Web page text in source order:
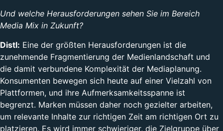
Und welche Herausforderungen sehen Sie im Bereich
Media Mix in Zukunft?
Distl: Eine der größten Herausforderungen ist die
zunehmende Fragmentierung der Medienlandschaft und
die damit verbundene Komplexität der Mediaplanung.
Konsumenten bewegen sich heute auf einer Vielzahl von
Plattformen, und ihre Aufmerksamkeitsspanne ist
begrenzt. Marken müssen daher noch gezielter arbeiten,
um relevante Inhalte zur richtigen Zeit am richtigen Ort zu
platzieren. Es wird immer schwieriger, die Zielgruppe über